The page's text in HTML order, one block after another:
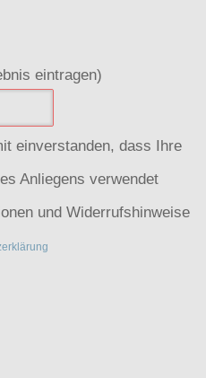
eintragen)
einverstanden, dass Ihre
Anliegens verwendet
und Widerrufshinweise